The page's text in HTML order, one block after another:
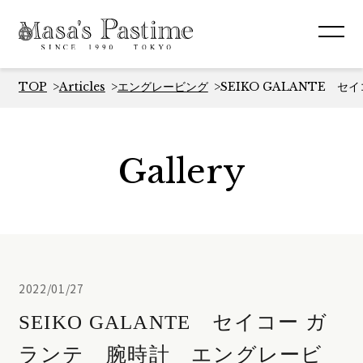
TOP Articles エングレービング SEIKO GALANTE セイ
Gallery
2022/01/27
SEIKO GALANTE セイコー ガ
ランテ 腕時計 エングレービ